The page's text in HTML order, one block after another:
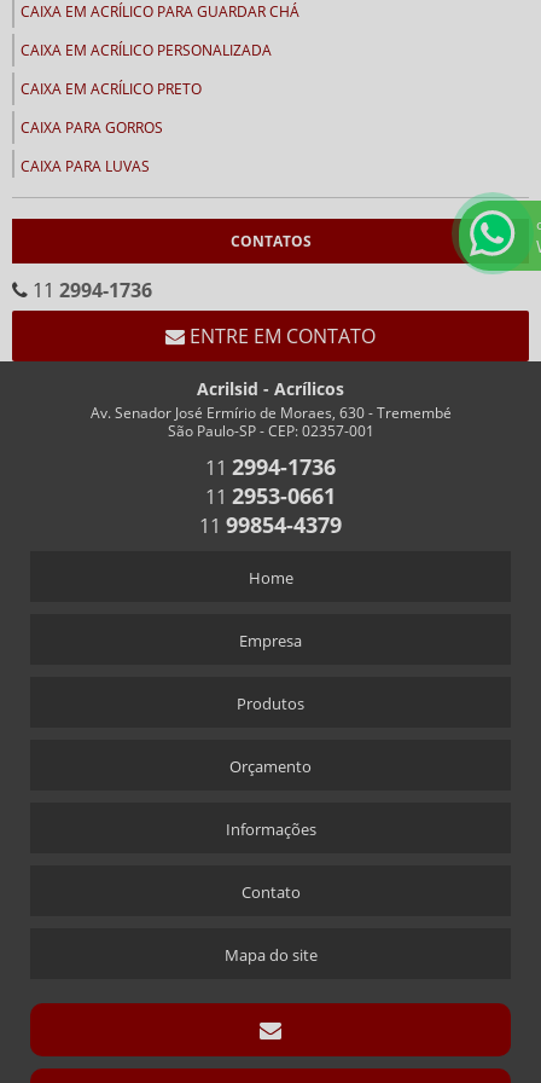
CAIXA EM ACRÍLICO PARA GUARDAR CHÁ
CAIXA EM ACRÍLICO PERSONALIZADA
CAIXA EM ACRÍLICO PRETO
CAIXA PARA GORROS
CAIXA PARA LUVAS
CALENDÁRIOS
CALENDÁRIO EM ACRÍLICO FORMATO “V”
CHAVEIROS
CHAVEIRO COM IMPRESSÃO
CHAVEIRO PERSONALIZADO
CHAVEIROS COM TRILHO PARA NÚMEROS
ALFINETE QUE ACOMPANHA CRACHÁ
CÚPULA COM BASE FIXA
CÚPULA EM ACRÍLICO
CONTATOS
11 2994-1736
ENTRE EM CONTATO
Acrilsid - Acrílicos
Av. Senador José Ermírio de Moraes, 630 - Tremembé
São Paulo-SP - CEP: 02357-001
11 2994-1736
11 2953-0661
11 99854-4379
Home
Empresa
Produtos
Orçamento
Informações
Contato
Mapa do site